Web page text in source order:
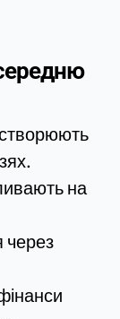
створюють
на
через